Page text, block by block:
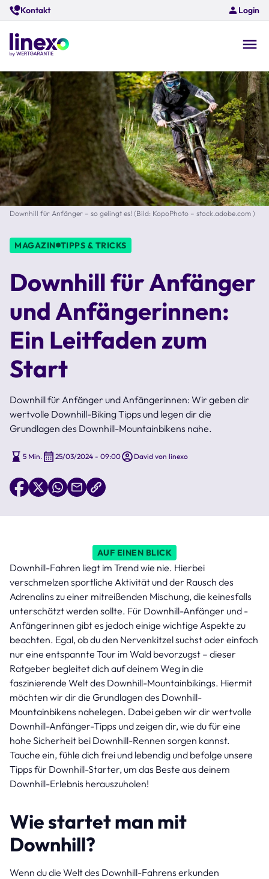
Skip
to
main
content
Kontakt Login
Downhill für Anfänger – so gelingt es! (Bild: KopoPhoto – stock.adobe.com )
MAGAZIN TIPPS & TRICKS
Downhill für Anfänger
und Anfängerinnen:
Ein Leitfaden zum
Start
Downhill für Anfänger und Anfängerinnen: Wir geben dir
wertvolle Downhill-Biking Tipps und legen dir die
Grundlagen des Downhill-Mountainbikens nahe.
5 Min. 25/03/2024 - 09:00 David von linexo
AUF EINEN BLICK
Downhill-Fahren liegt im Trend wie nie. Hierbei
verschmelzen sportliche Aktivität und der Rausch des
Adrenalins zu einer mitreißenden Mischung, die keinesfalls
unterschätzt werden sollte. Für Downhill-Anfänger und -
Anfängerinnen gibt es jedoch einige wichtige Aspekte zu
beachten. Egal, ob du den Nervenkitzel suchst oder einfach
nur eine entspannte Tour im Wald bevorzugst – dieser
Ratgeber begleitet dich auf deinem Weg in die
faszinierende Welt des Downhill-Mountainbikings. Hiermit
möchten wir dir die Grundlagen des Downhill-
Mountainbikens nahelegen. Dabei geben wir dir wertvolle
Downhill-Anfänger-Tipps und zeigen dir, wie du für eine
hohe Sicherheit bei Downhill-Rennen sorgen kannst.
Tauche ein, fühle dich frei und lebendig und befolge unsere
Tipps für Downhill-Starter, um das Beste aus deinem
Downhill-Erlebnis herauszuholen!
Wie startet man mit
Downhill?
Wenn du die Welt des Downhill-Fahrens erkunden